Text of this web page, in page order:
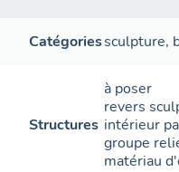
Catégoriessculpture,
Structures
à poser
revers
intérieur
groupe
matériau